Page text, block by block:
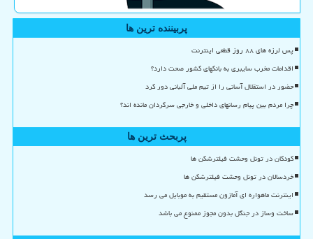
پربیننده ترین ها
پس لرزه های ۸۸ روز قطعی اینترنت
اقدامات مخرب سایبری به بانکهای کشور صحت دارد؟
حضور در استقلال آسانی را از تیم ملی آلبانی دور کرد
چرا مردم بین پیام رسانهای داخلی و خارجی سرگردان مانده اند؟
پربحث ترین ها
کودکان در تونل وحشت فیلترشکن ها
خردسالان در تونل وحشت فیلترشکن ها
اینترنت ماهواره ای آمازون مستقیم به موبایل می رسد
ساخت وساز در جنگل بدون مجوز ممنوع می باشد